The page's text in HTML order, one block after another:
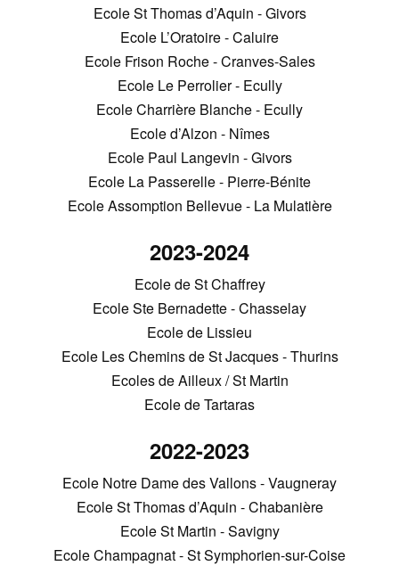
Ecole St Thomas d’Aquin - Givors
Ecole L’Oratoire - Caluire
Ecole Frison Roche - Cranves-Sales
Ecole Le Perrolier - Ecully
Ecole Charrière Blanche - Ecully
Ecole d’Alzon - Nîmes
Ecole Paul Langevin - Givors
Ecole La Passerelle - Pierre-Bénite
Ecole Assomption Bellevue - La Mulatière
2023-2024
Ecole de St Chaffrey
Ecole Ste Bernadette - Chasselay
Ecole de Lissieu
Ecole Les Chemins de St Jacques - Thurins
Ecoles de Ailleux / St Martin
Ecole de Tartaras
2022-2023
Ecole Notre Dame des Vallons - Vaugneray
Ecole St Thomas d’Aquin - Chabanière
Ecole St Martin - Savigny
Ecole Champagnat - St Symphorien-sur-Coise